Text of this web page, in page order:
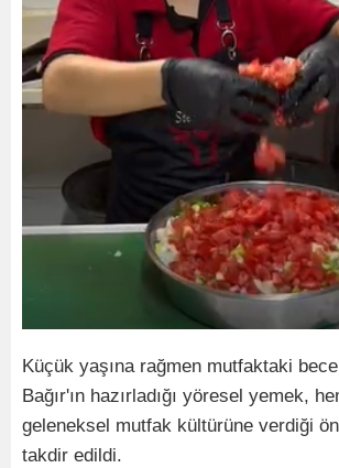
Küçük yaşına rağmen mutfaktaki
Bağır'ın hazırladığı yöresel yemek,
geleneksel mutfak kültürüne verdiği
takdir edildi.